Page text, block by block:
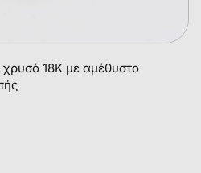
χρυσό 18Κ με αμέθυστο